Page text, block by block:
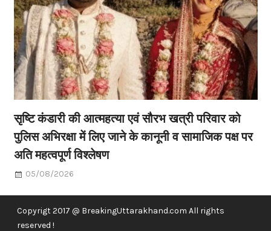
सृष्टि कंडारी की आत्महत्या एवं सौरभ खत्री परिवार को
पुलिस अभिरक्षा में लिए जाने के कानूनी व सामाजिक पक्ष पर
अति महत्वपूर्ण विश्लेषण
05/08/2026
Copyrigt 2017 @ BreakingUttarakhand.com All rights
reserved !